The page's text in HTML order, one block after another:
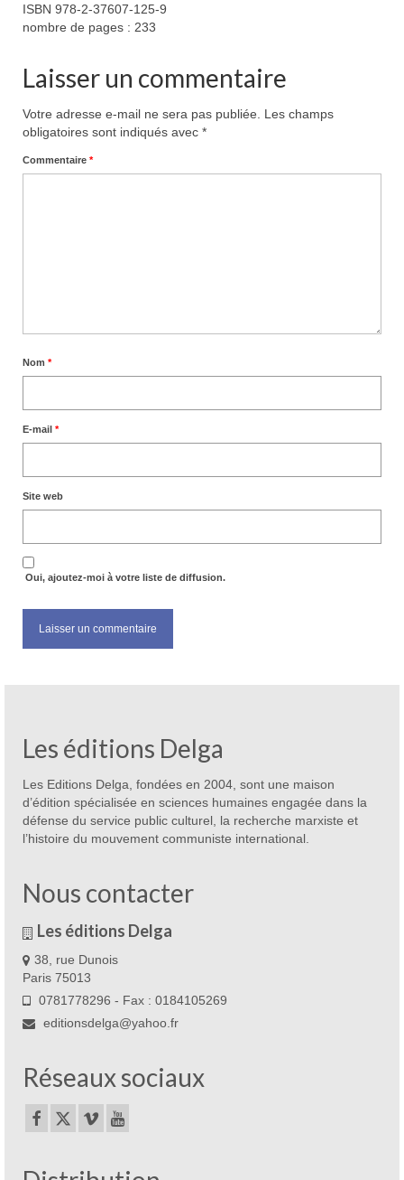
ISBN 978-2-37607-125-9
nombre de pages : 233
Laisser un commentaire
Votre adresse e-mail ne sera pas publiée.
Les champs
obligatoires sont indiqués avec *
Commentaire *
Nom *
E-mail *
Site web
Oui, ajoutez-moi à votre liste de diffusion.
Les éditions Delga
Les Editions Delga, fondées en 2004, sont une maison
d’édition spécialisée en sciences humaines engagée dans la
défense du service public culturel, la recherche marxiste et
l’histoire du mouvement communiste international.
Nous contacter
Les éditions Delga
38, rue Dunois
Paris 75013
0781778296 - Fax : 0184105269
editionsdelga@yahoo.fr
Réseaux sociaux